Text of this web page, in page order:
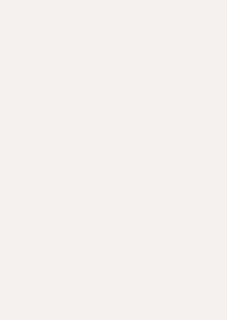
inklapbaar
verstelbaar
carrosseriekleur
met